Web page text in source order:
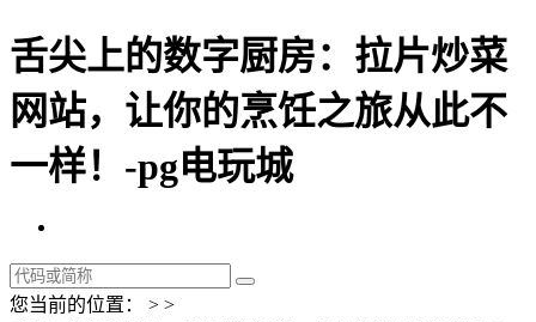
舌尖上的数字厨房：拉片炒菜
网站，让你的烹饪之旅从此不
一样！-pg电玩城
您当前的位置： > >